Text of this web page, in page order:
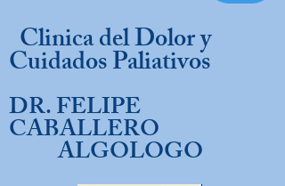
Clinica del Dolor y
Cuidados Paliativos
DR. FELIPE
CABALLERO
ALGOLOGO